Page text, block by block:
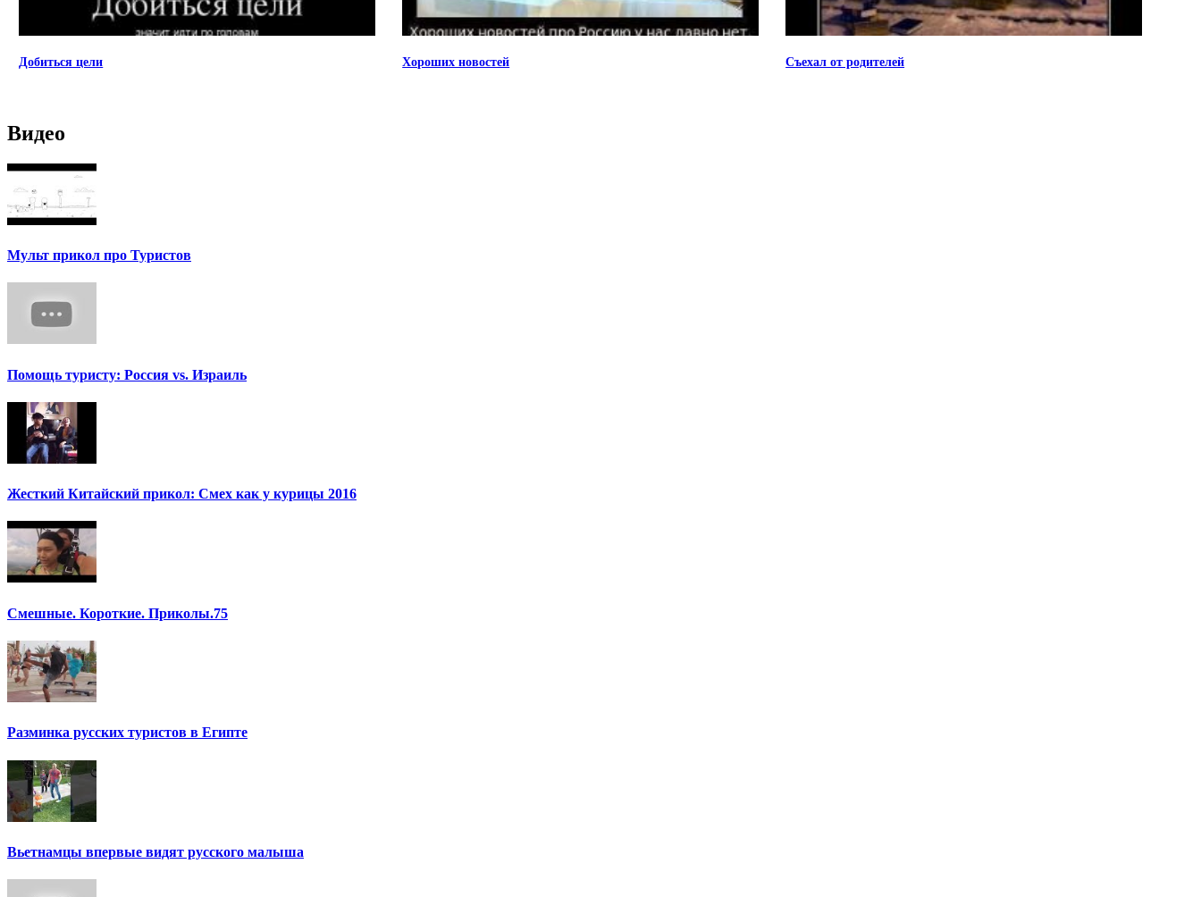
Добиться цели Хороших новостей Съехал от родителей
Видео
Мульт прикол про Туристов
Помощь туристу: Россия vs. Израиль
Жесткий Китайский прикол: Смех как у курицы 2016
Смешные. Короткие. Приколы.75
Разминка русских туристов в Египте
Вьетнамцы впервые видят русского малыша